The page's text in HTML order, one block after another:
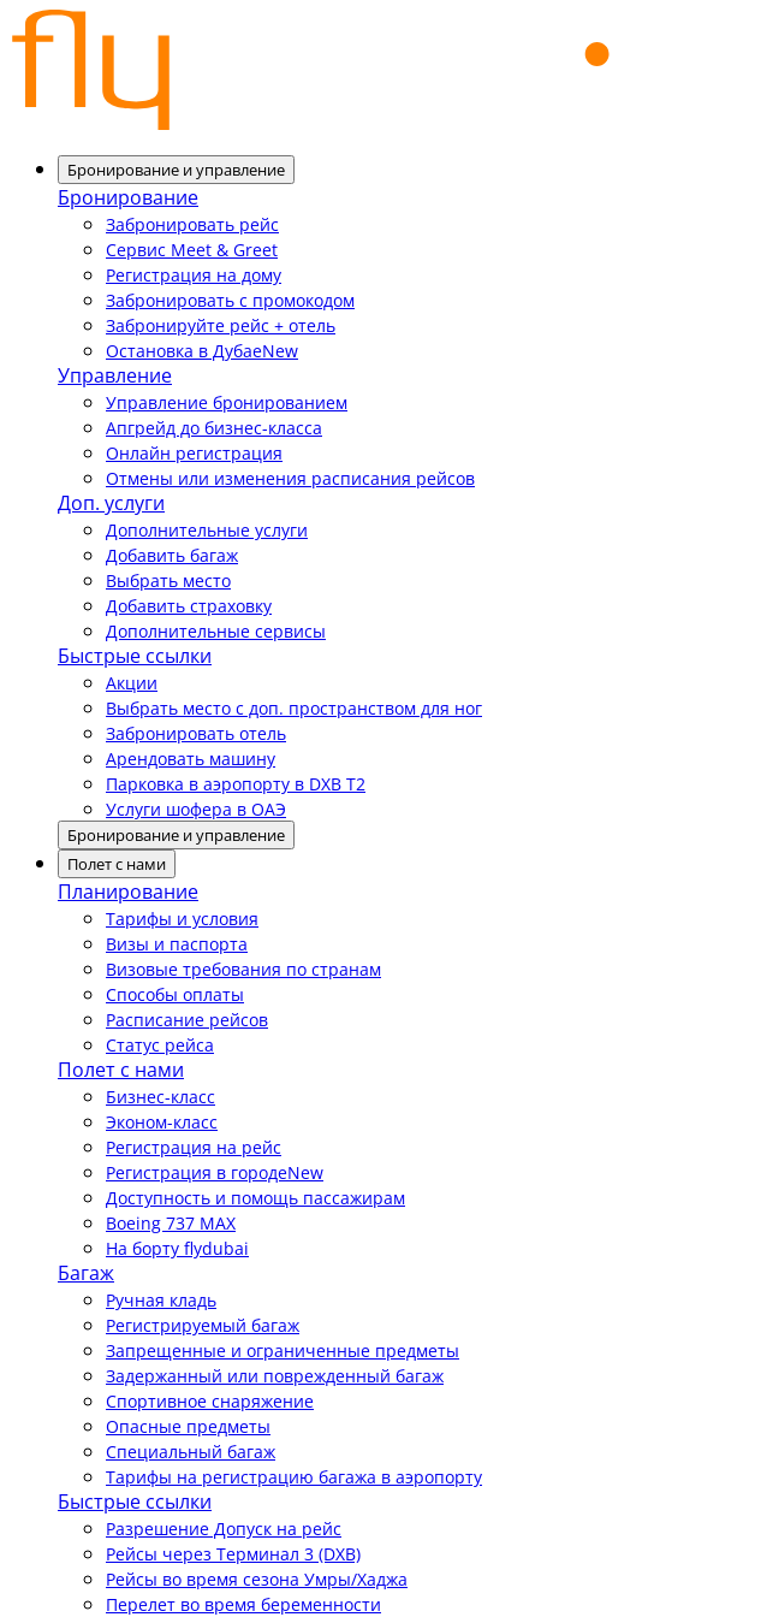
Бронирование и управление
Бронирование
Забронировать рейс
Сервис Meet & Greet
Регистрация на дому
Забронировать с промокодом
Забронируйте рейс + отель
Остановка в ДубаеNew
Управление
Управление бронированием
Апгрейд до бизнес-класса
Онлайн регистрация
Отмены или изменения расписания рейсов
Доп. услуги
Дополнительные услуги
Добавить багаж
Выбрать место
Добавить страховку
Дополнительные сервисы
Быстрые ссылки
Акции
Выбрать место с доп. пространством для ног
Забронировать отель
Арендовать машину
Парковка в аэропорту в DXB T2
Услуги шофера в ОАЭ
Бронирование и управление
Полет с нами
Планирование
Тарифы и условия
Визы и паспорта
Визовые требования по странам
Способы оплаты
Расписание рейсов
Статус рейса
Полет с нами
Бизнес-класс
Эконом-класс
Регистрация на рейс
Регистрация в городеNew
Доступность и помощь пассажирам
Boeing 737 MAX
На борту flydubai
Багаж
Ручная кладь
Регистрируемый багаж
Запрещенные и ограниченные предметы
Задержанный или поврежденный багаж
Спортивное снаряжение
Опасные предметы
Специальный багаж
Тарифы на регистрацию багажа в аэропорту
Быстрые ссылки
Разрешение Допуск на рейс
Рейсы через Терминал 3 (DXB)
Рейсы во время сезона Умры/Хаджа
Перелет во время беременности